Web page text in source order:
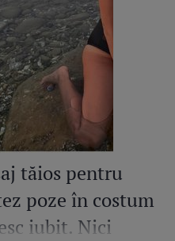
tăios pentru
poze în costum
iubit. Nici